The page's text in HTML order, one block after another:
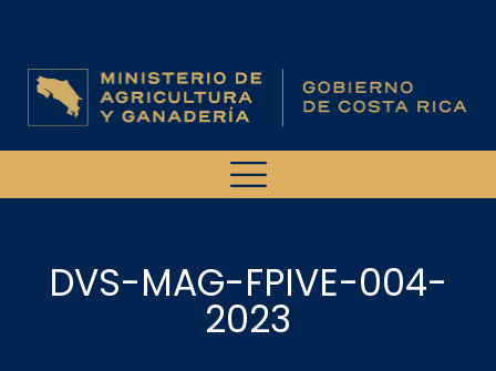
DVS-MAG-FPIVE-004-
2023